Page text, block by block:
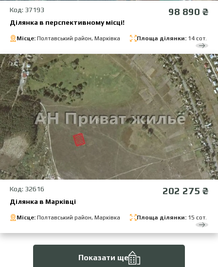
Код: 37193 98 890 ₴
Ділянка в перспективному місці!
Місце: Полтавський район, Марківка Площа ділянки: 14 сот.
Код: 32616 202 275 ₴
Ділянка в Марківці
Місце: Полтавський район, Марківка Площа ділянки: 15 сот.
Показати ще